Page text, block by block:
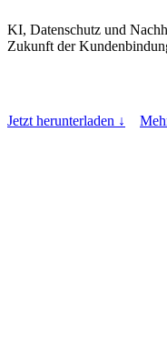
KI, Datenschutz und
Zukunft der
Jetzt herunterladen ↓